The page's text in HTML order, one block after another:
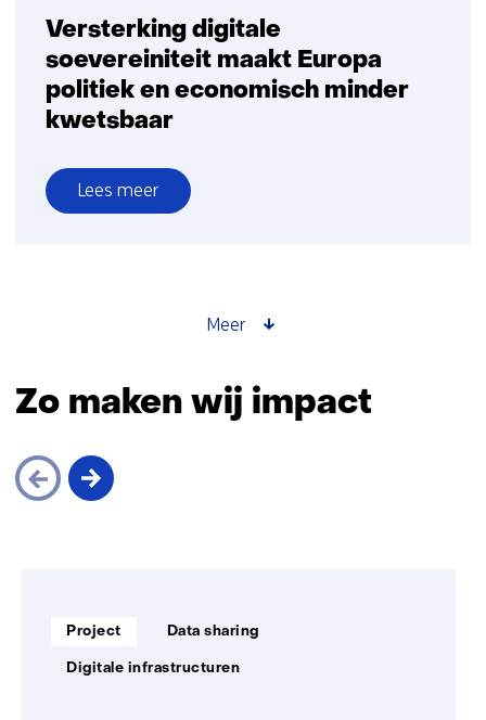
Versterking digitale
soevereiniteit maakt Europa
politiek en economisch minder
kwetsbaar
Lees meer
over
en
kwetsbaar
Meer
Zo maken wij impact
(Zo
Soort
Project
Thema: Data sharing
Digitale infrastructuren